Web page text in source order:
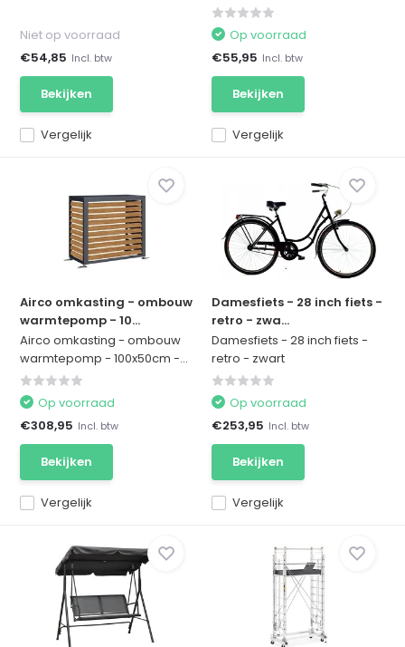
Vergelijk
Niet op voorraad
€54,85 Incl. btw
Bekijken
Vergelijk
Op voorraad
€55,95 Incl. btw
Bekijken
Airco omkasting - ombouw
warmtepomp - 10...
Airco omkasting - ombouw
warmtepomp - 100x50cm -...
Vergelijk
Op voorraad
€308,95 Incl. btw
Bekijken
Damesfiets - 28 inch fiets -
retro - zwa...
Damesfiets - 28 inch fiets -
retro - zwart
Vergelijk
Op voorraad
€253,95 Incl. btw
Bekijken